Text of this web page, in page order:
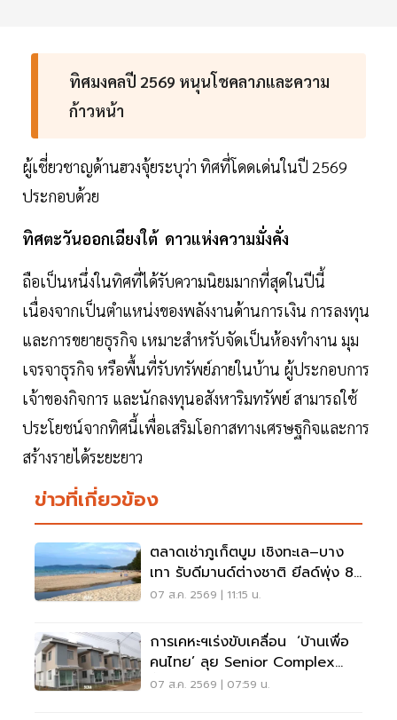
ทิศมงคลปี 2569 หนุนโชคลาภและความ
ก้าวหน้า
ผู้เชี่ยวชาญด้านฮวงจุ้ยระบุว่า ทิศที่โดดเด่นในปี 2569
ประกอบด้วย
ทิศตะวันออกเฉียงใต้ ดาวแห่งความมั่งคั่ง
ถือเป็นหนึ่งในทิศที่ได้รับความนิยมมากที่สุดในปีนี้
เนื่องจากเป็นตำแหน่งของพลังงานด้านการเงิน การลงทุน
และการขยายธุรกิจ เหมาะสำหรับจัดเป็นห้องทำงาน มุม
เจรจาธุรกิจ หรือพื้นที่รับทรัพย์ภายในบ้าน ผู้ประกอบการ
เจ้าของกิจการ และนักลงทุนอสังหาริมทรัพย์ สามารถใช้
ประโยชน์จากทิศนี้เพื่อเสริมโอกาสทางเศรษฐกิจและการ
สร้างรายได้ระยะยาว
ข่าวที่เกี่ยวข้อง
ตลาดเช่าภูเก็ตบูม เชิงทะเล–บาง
เทา รับดีมานด์ต่างชาติ ยีลด์พุ่ง 8-
12%
07 ส.ค. 2569 | 11:15 น.
การเคหะฯเร่งขับเคลื่อน ‘บ้านเพื่อ
คนไทย’ ลุย Senior Complex
ฟื้นฟูเมือง
07 ส.ค. 2569 | 07:59 น.